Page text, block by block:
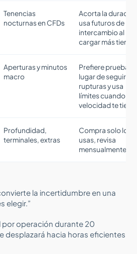
Tenencias
nocturnas en CFDs
Acorta la
usa futuros de
intercambio al
cargar más
Aperturas y minutos
macro
Prefiere pruebas
lugar de seguir
rupturas y usa
límites cuando la
velocidad te
Profundidad,
terminales, extras
Compra solo lo
usas, revisa
mensualmente
la incertidumbre en una
elegir.”
operación durante 20
desplazará hacia horas eficientes